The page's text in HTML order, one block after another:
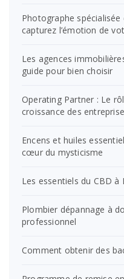
Photographe
capturez l’émotion de
Les agences
guide pour bien choisir
Operating Partner : Le
croissance des
Encens et huiles
cœur du mysticisme
Les essentiels du CBD
Plombier dépannage à
professionnel
Comment obtenir des